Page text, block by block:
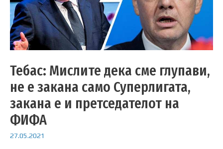
Тебас: Мислите дека сме глупави,
не е закана само Суперлигата,
закана е и претседателот на
ФИФА
27.05.2021